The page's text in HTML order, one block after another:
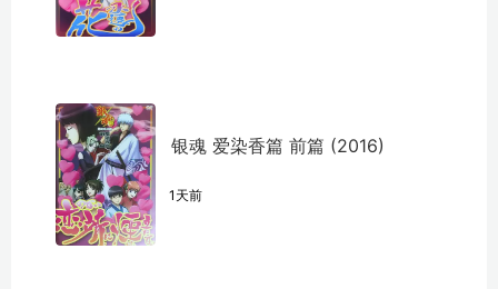
银魂 爱染香篇 前篇 (2016)
1天前